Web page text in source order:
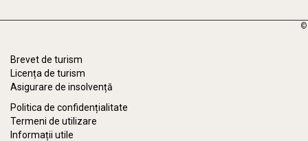
©
Brevet de turism
Licența de turism
Asigurare de insolvență
Politica de confidențialitate
Termeni de utilizare
Informații utile